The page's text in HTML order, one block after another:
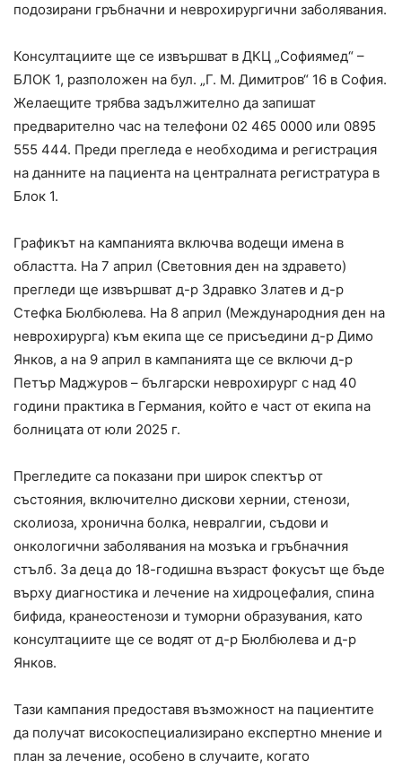
подозирани гръбначни и неврохирургични заболявания.
Консултациите ще се извършват в ДКЦ „Софиямед“ –
БЛОК 1, разположен на бул. „Г. М. Димитров“ 16 в София.
Желаещите трябва задължително да запишат
предварително час на телефони 02 465 0000 или 0895
555 444. Преди прегледа е необходима и регистрация
на данните на пациента на централната регистратура в
Блок 1.
Графикът на кампанията включва водещи имена в
областта. На 7 април (Световния ден на здравето)
прегледи ще извършват д-р Здравко Златев и д-р
Стефка Бюлбюлева. На 8 април (Международния ден на
неврохирурга) към екипа ще се присъедини д-р Димо
Янков, а на 9 април в кампанията ще се включи д-р
Петър Маджуров – български неврохирург с над 40
години практика в Германия, който е част от екипа на
болницата от юли 2025 г.
Прегледите са показани при широк спектър от
състояния, включително дискови хернии, стенози,
сколиоза, хронична болка, невралгии, съдови и
онкологични заболявания на мозъка и гръбначния
стълб. За деца до 18-годишна възраст фокусът ще бъде
върху диагностика и лечение на хидроцефалия, спина
бифида, кранеостенози и туморни образувания, като
консултациите ще се водят от д-р Бюлбюлева и д-р
Янков.
Тази кампания предоставя възможност на пациентите
да получат високоспециализирано експертно мнение и
план за лечение, особено в случаите, когато